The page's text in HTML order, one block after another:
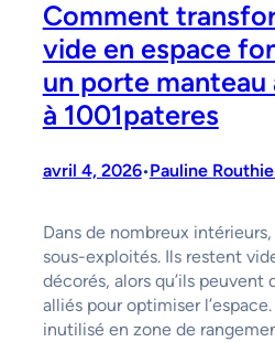
Comment
vide en espace
un porte
à 1001pateres
avril 4, 2026•Pauline
Dans de nombreux
sous-exploités. Ils restent
décorés, alors qu’ils peuvent
alliés pour optimiser
inutilisé en zone de